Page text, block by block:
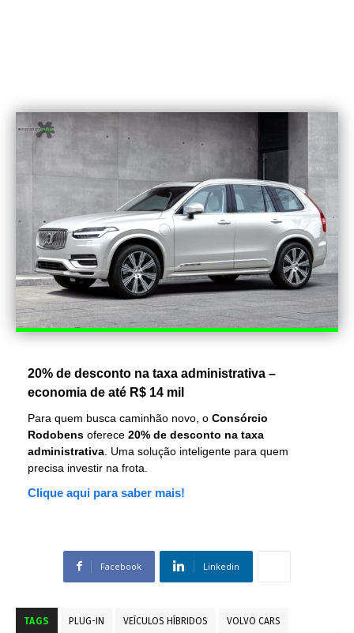
20% de desconto na taxa administrativa –
economia de até R$ 14 mil
Para quem busca caminhão novo, o Consórcio
Rodobens oferece 20% de desconto na taxa
administrativa . Uma solução inteligente para quem
precisa investir na frota.
Clique aqui para saber mais!
Facebook Linkedin
TAGS PLUG-IN VEÍCULOS HÍBRIDOS VOLVO CARS